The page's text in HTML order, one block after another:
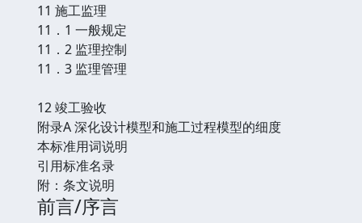
11 施工监理
11．1 一般规定
11．2 监理控制
11．3 监理管理
12 竣工验收
附录A 深化设计模型和施工过程模型的细度
本标准用词说明
引用标准名录
附：条文说明
前言/序言